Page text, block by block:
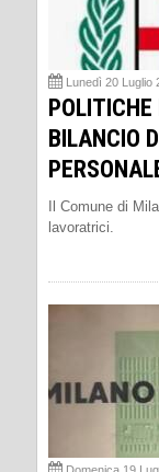
Lunedì 20 Luglio
POLITICHE
BILANCIO
Il Comune di
lavoratrici.